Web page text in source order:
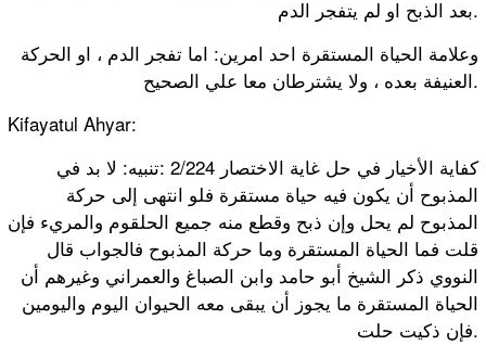
بعد الذبح او لم يتفجر الدم.
وعلامة الحياة المستقرة احد امرين: اما تفجر الدم ، او الحركة
العنيفة بعده ، ولا يشترطان معا علي الصحيح.
Kifayatul Ahyar:
ﻛﻔﺎﻳﺔ ﺍﻷﺧﻴﺎﺭ ﻓﻲ ﺣﻞ ﻏﺎﻳﺔ ﺍﻻﺧﺘﺼﺎﺭ 2/224 :ﺗﻨﺒﻴﻪ: ﻻ ﺑﺪ ﻓﻲ
ﺍﻟﻤﺬﺑﻮﺡ ﺃﻥ ﻳﻜﻮﻥ ﻓﻴﻪ ﺣﻴﺎﺓ ﻣﺴﺘﻘﺮﺓ ﻓﻠﻮ ﺍﻧﺘﻬﻰ ﺇﻟﻰ ﺣﺮﻛﺔ
ﺍﻟﻤﺬﺑﻮﺡ ﻟﻢ ﻳﺤﻞ ﻭﺇﻥ ﺫﺑﺢ ﻭﻗﻄﻊ ﻣﻨﻪ ﺟﻤﻴﻊ ﺍﻟﺤﻠﻘﻮﻡ ﻭﺍﻟﻤﺮﻱﺀ ﻓﺈﻥ
ﻗﻠﺖ ﻓﻤﺎ ﺍﻟﺤﻴﺎﺓ ﺍﻟﻤﺴﺘﻘﺮﺓ ﻭﻣﺎ ﺣﺮﻛﺔ ﺍﻟﻤﺬﺑﻮﺡ ﻓﺎﻟﺠﻮﺍﺏ ﻗﺎﻝ
ﺍﻟﻨﻮﻭﻱ ﺫﻛﺮ ﺍﻟﺸﻴﺦ ﺃﺑﻮ ﺣﺎﻣﺪ ﻭﺍﺑﻦ ﺍﻟﺼﺒﺎﻍ ﻭﺍﻟﻌﻤﺮﺍﻧﻲ ﻭﻏﻴﺮﻫﻢ ﺃﻥ
ﺍﻟﺤﻴﺎﺓ ﺍﻟﻤﺴﺘﻘﺮﺓ ﻣﺎ ﻳﺠﻮﺯ ﺃﻥ ﻳﺒﻘﻰ ﻣﻌﻪ ﺍﻟﺤﻴﻮﺍﻥ ﺍﻟﻴﻮﻡ ﻭﺍﻟﻴﻮﻣﻴﻦ
ﻓﺈﻥ ﺫﻛﻴﺖ ﺣﻠﺖ.